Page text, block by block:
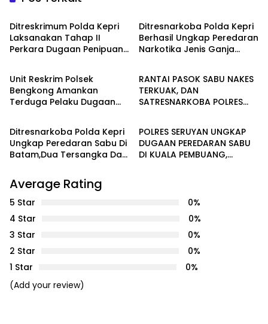
Ditreskrimum Polda Kepri
Laksanakan Tahap II
Perkara Dugaan Penipuan
Ditresnarkoba Polda Kepri
Berhasil Ungkap Peredaran
Narkotika Jenis Ganja
Batam
Unit Reskrim Polsek
Bengkong Amankan
Terduga Pelaku Dugaan
Umur
HUKUM & KRIMINALITAS
RANTAI PASOK SABU NAKES
TERKUAK, DAN
SATRESNARKOBA POLRES
HUKUM & KRIMINALITAS
Ditresnarkoba Polda Kepri
Ungkap Peredaran Sabu Di
Batam,Dua Tersangka Dan
Diamankan
HUKUM & KRIMINALITAS
POLRES SERUYAN UNGKAP
DUGAAN PEREDARAN SABU
DI KUALA PEMBUANG,
Average Rating
5 Star
0%
4 Star
0%
3 Star
0%
2 Star
0%
1 Star
0%
(Add your review)